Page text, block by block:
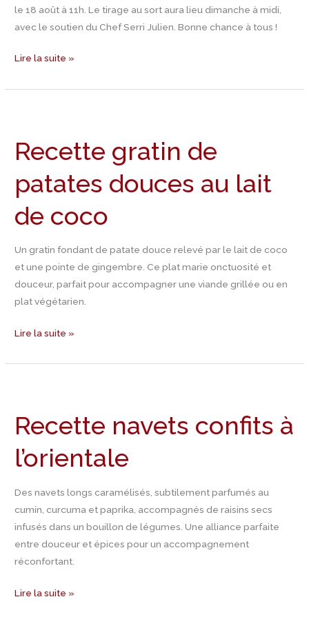
le 18 août à 11h. Le tirage au sort aura lieu dimanche à midi,
avec le soutien du Chef Serri Julien. Bonne chance à tous !
Lire la suite »
Recette gratin de
patates douces au lait
de coco
Un gratin fondant de patate douce relevé par le lait de coco
et une pointe de gingembre. Ce plat marie onctuosité et
douceur, parfait pour accompagner une viande grillée ou en
plat végétarien.
de
patates
douces
au
lait
coco
Lire la suite »
Recette navets confits à
l’orientale
Des navets longs caramélisés, subtilement parfumés au
cumin, curcuma et paprika, accompagnés de raisins secs
infusés dans un bouillon de légumes. Une alliance parfaite
entre douceur et épices pour un accompagnement
réconfortant.
confits
à
l’orientale
Lire la suite »